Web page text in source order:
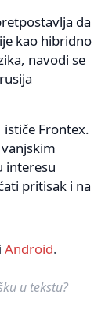
da
kao hibridno
navodi se
ističe Frontex.
interesu
pritisak i na
Android.
u tekstu?